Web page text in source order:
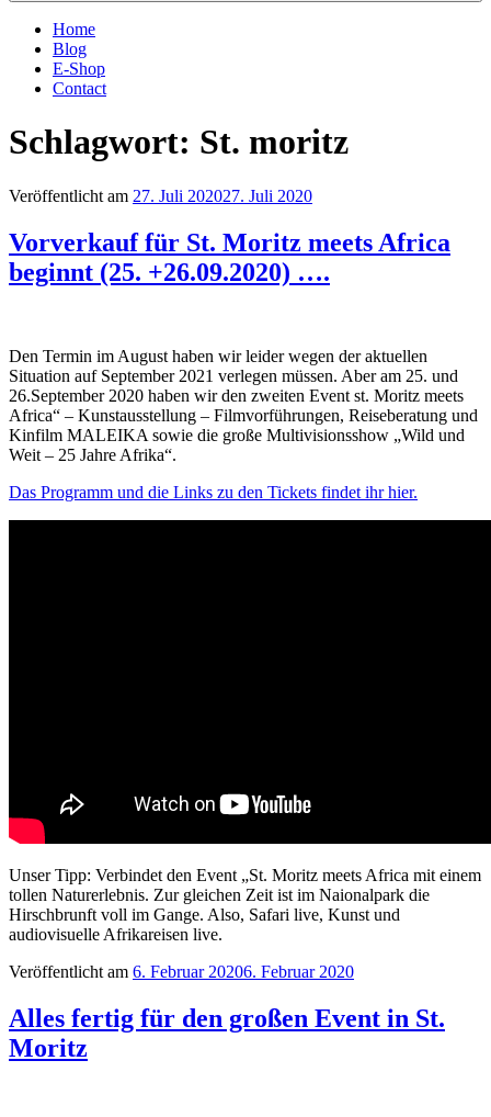
Home
Blog
E-Shop
Contact
Schlagwort: St. moritz
Veröffentlicht am 27. Juli 202027. Juli 2020
Vorverkauf für St. Moritz meets Africa
beginnt (25. +26.09.2020) ….
Den Termin im August haben wir leider wegen der aktuellen
Situation auf September 2021 verlegen müssen. Aber am 25. und
26.September 2020 haben wir den zweiten Event st. Moritz meets
Africa“ – Kunstausstellung – Filmvorführungen, Reiseberatung und
Kinfilm MALEIKA sowie die große Multivisionsshow „Wild und
Weit – 25 Jahre Afrika“.
Das Programm und die Links zu den Tickets findet ihr hier.
Unser Tipp: Verbindet den Event „St. Moritz meets Africa mit einem
tollen Naturerlebnis. Zur gleichen Zeit ist im Naionalpark die
Hirschbrunft voll im Gange. Also, Safari live, Kunst und
audiovisuelle Afrikareisen live.
Veröffentlicht am 6. Februar 20206. Februar 2020
Alles fertig für den großen Event in St.
Moritz